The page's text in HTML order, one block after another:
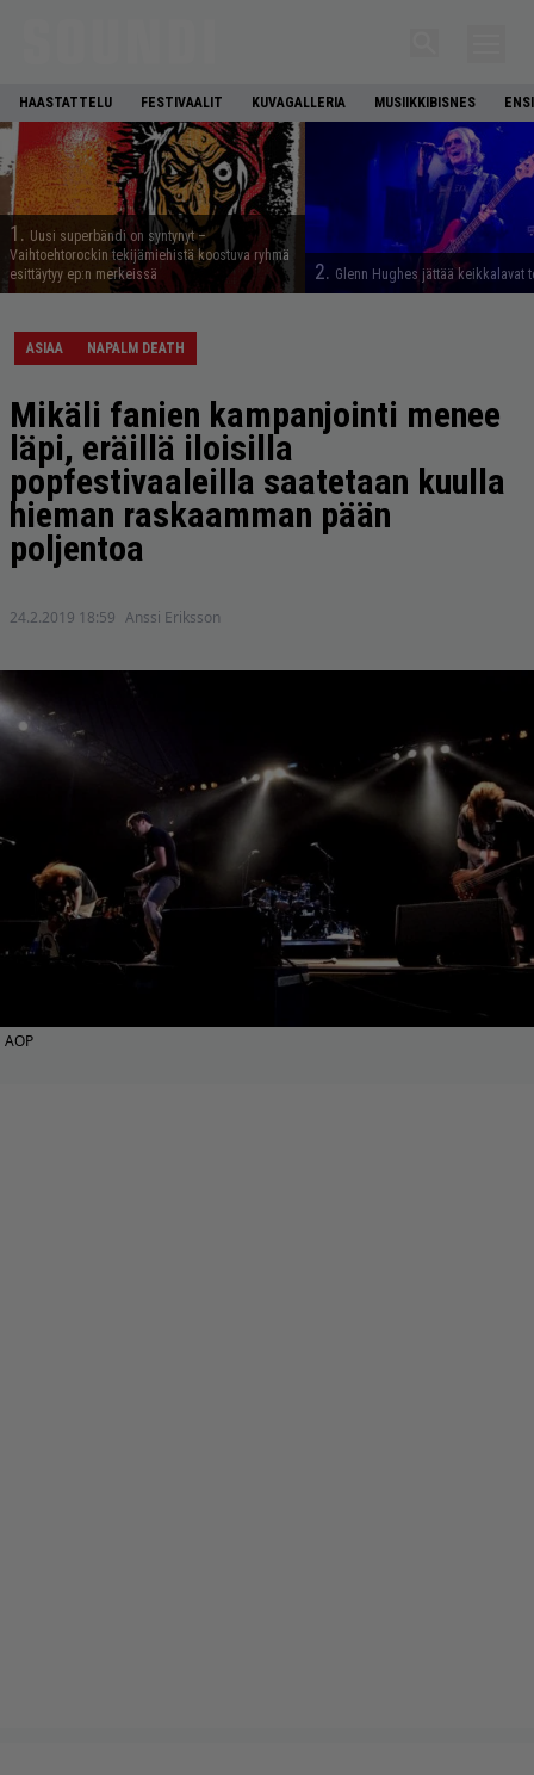
HAASTATTELU FESTIVAALIT KUVAGALLERIA MUSIIKKIBISNES
1. Uusi superbändi on syntynyt –
Vaihtoehtorockin tekijämiehistä koostuva ryhmä
esittäytyy ep:n merkeissä
2. Glenn Hughes jättää keikkalavat
ASIAA NAPALM DEATH
Mikäli fanien kampanjointi menee
läpi, eräillä iloisilla
popfestivaaleilla saatetaan kuulla
hieman raskaamman pään
poljentoa
24.2.2019 18:59 Anssi Eriksson
AOP